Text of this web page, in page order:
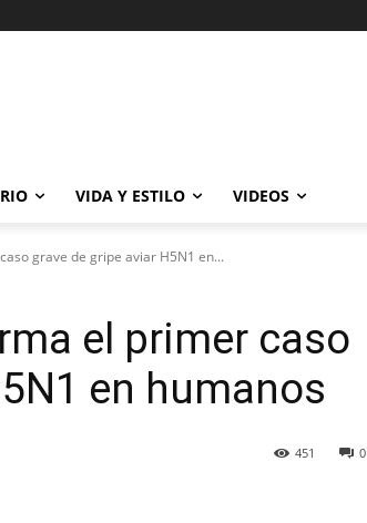
VIDA Y ESTILO VIDEOS
grave de gripe aviar H5N1 en...
el primer caso
en humanos
0
451